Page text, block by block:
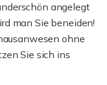
angelegt
man Sie beneiden!
ohne
Sie sich ins